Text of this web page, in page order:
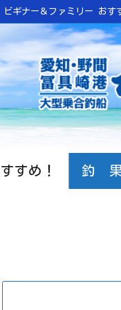
すめ！ 釣
ビギナー＆ファミリー おす